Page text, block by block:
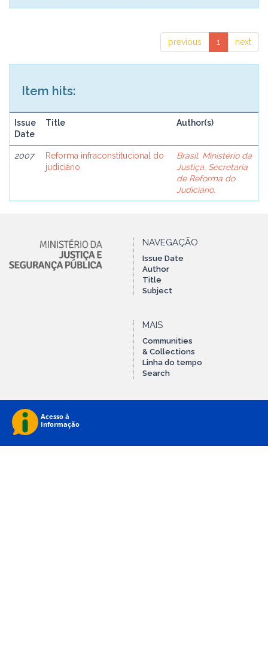
previous 1 next
Item hits:
Issue
Date
Title Author(s)
2007
Reforma infraconstitucional do
judiciário
Brasil. Ministério da
Justiça. Secretaria
de Reforma do
Judiciário.
NAVEGAÇÃO
Issue Date
Author
Title
Subject
MAIS
Communities
& Collections
Linha do tempo
Search